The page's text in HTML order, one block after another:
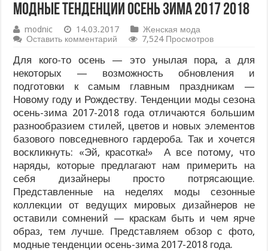
Модные тенденции осень зима 2017 2018
modnic 14.03.2017
Женская мода
Оставить комментарий
7,524 Просмотров
Для кого-то осень — это унылая пора, а для
некоторых — возможность обновления и
подготовки к самым главным праздникам —
Новому году и Рождеству. Тенденции моды сезона
осень-зима 2017-2018 года отличаются большим
разнообразием стилей, цветов и новых элементов
базового повседневного гардероба. Так и хочется
воскликнуть: «Эй, красотка!» А все потому, что
наряды, которые предлагают нам примерить на
себя дизайнеры просто потрясающие.
Представленные на неделях моды сезонные
коллекции от ведущих мировых дизайнеров не
оставили сомнений — краскам быть и чем ярче
образ, тем лучше. Представляем обзор с фото,
модные тенденции осень-зима 2017-2018 года.